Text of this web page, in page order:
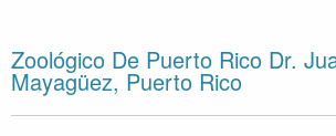
Zoológico De Puerto Rico Dr.
Mayagüez, Puerto Rico